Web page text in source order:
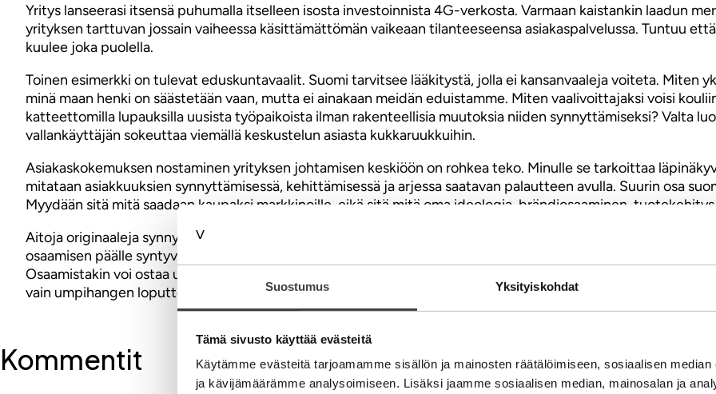
Suostumus Yksityiskohdat
Tämä sivusto käyttää evästeitä
Käytämme evästeitä tarjoamamme sisällön ja mainosten räätälöimiseen, sosiaalisen
ja kävijämäärämme analysoimiseen. Lisäksi jaamme sosiaalisen median, mainosalan ja
Yritys lanseerasi itsensä puhumalla itselleen isosta investoinnista 4G-verkosta. Varmaan kaistankin laadun
yrityksen tarttuvan jossain vaiheessa käsittämättömän vaikeaan tilanteeseensa asiakaspalvelussa. Tuntuu
kuulee joka puolella.
Toinen esimerkki on tulevat eduskuntavaalit. Suomi tarvitsee lääkitystä, jolla ei kansanvaaleja voiteta. Miten
minä maan henki on säästetään vaan, mutta ei ainakaan meidän eduistamme. Miten vaalivoittajaksi voisi
katteettomilla lupauksilla uusista työpaikoista ilman rakenteellisia muutoksia niiden synnyttämiseksi? Valta
vallankäyttäjän sokeuttaa viemällä keskustelun asiasta kukkaruukkuihin.
Asiakaskokemuksen nostaminen yrityksen johtamisen keskiöön on rohkea teko. Minulle se tarkoittaa
mitataan asiakkuuksien synnyttämisessä, kehittämisessä ja arjessa saatavan palautteen avulla. Suurin osa
Myydään sitä mitä saadaan kaupaksi markkinoille, eikä sitä mitä oma ideologia, brändiosaaminen,
Aitoja originaaleja synnyttävä ja kaupallistava yritys on aina pelkkää markkinaverkostoa arvokkaampi yritys.
osaamisen päälle syntyvän arvonluontiin keskittyä. Kaikkea ei tarvitse itse tehdä, osata eikä valmistaa,
Osaamistakin voi ostaa ulkopuolelta kun tietää mitä halutaan saada aikaiseksi. Vain sokea valta tekee
vain umpihangen loputtomat mahdollisuudet. Tulokset syntyvät jatkuvasti uudistumalla ja varovasti arjessa
Kommentit